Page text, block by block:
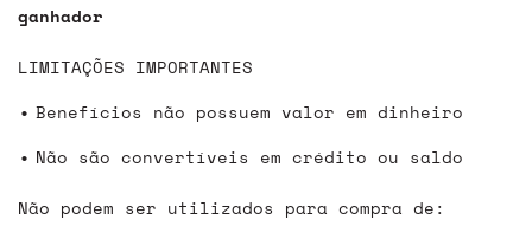
ganhador
LIMITAÇÕES IMPORTANTES
Benefícios não possuem valor em dinheiro
Não são convertíveis em crédito ou saldo
Não podem ser utilizados para compra de: